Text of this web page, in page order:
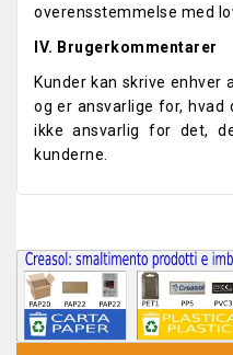
overensstemmelse med
IV. Brugerkommentarer
Kunder kan skrive
og er ansvarlige for, hvad
ikke ansvarlig for det,
kunderne.